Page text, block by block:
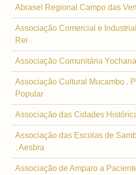
Abrasel Regional Campo das
Associação Comercial e
Rei
Associação Comunitária
Associação Cultural Mucambo .
Popular
Associação das Cidades
Associação das Escolas de
. Aesbra
Associação de Amparo a